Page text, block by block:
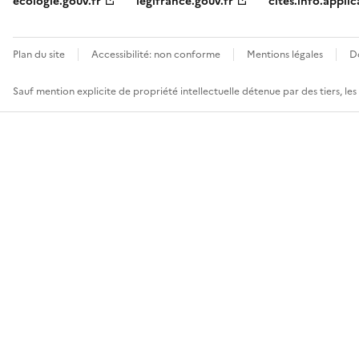
Plan du site Accessibilité: non conforme Mentions légales
Sauf mention explicite de propriété intellectuelle détenue par des tiers,